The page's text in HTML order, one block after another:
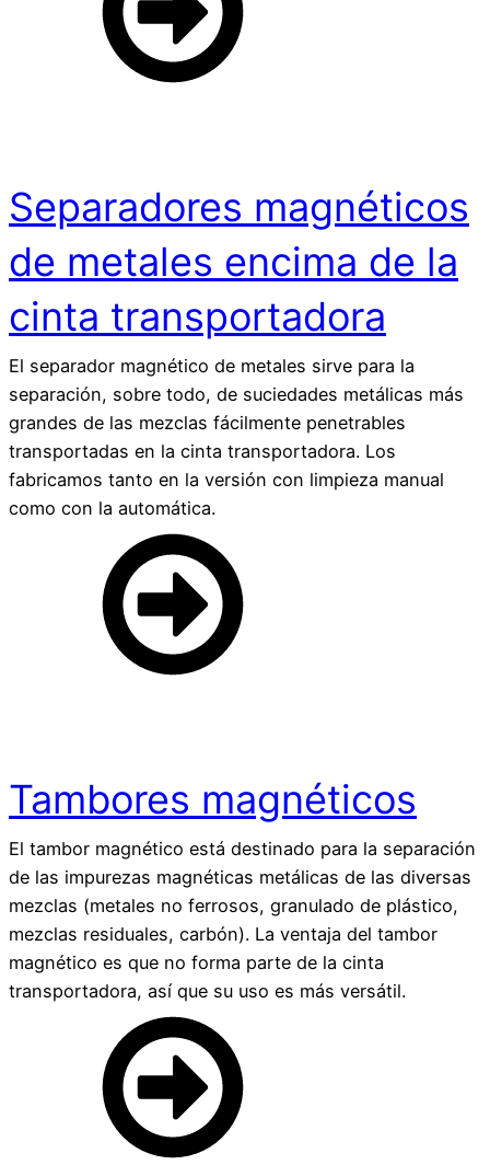
Separadores magnéticos
de metales encima de la
cinta transportadora
El separador magnético de metales sirve para la
separación, sobre todo, de suciedades metálicas más
grandes de las mezclas fácilmente penetrables
transportadas en la cinta transportadora. Los
fabricamos tanto en la versión con limpieza manual
como con la automática.
Tambores magnéticos
El tambor magnético está destinado para la separación
de las impurezas magnéticas metálicas de las diversas
mezclas (metales no ferrosos, granulado de plástico,
mezclas residuales, carbón). La ventaja del tambor
magnético es que no forma parte de la cinta
transportadora, así que su uso es más versátil.